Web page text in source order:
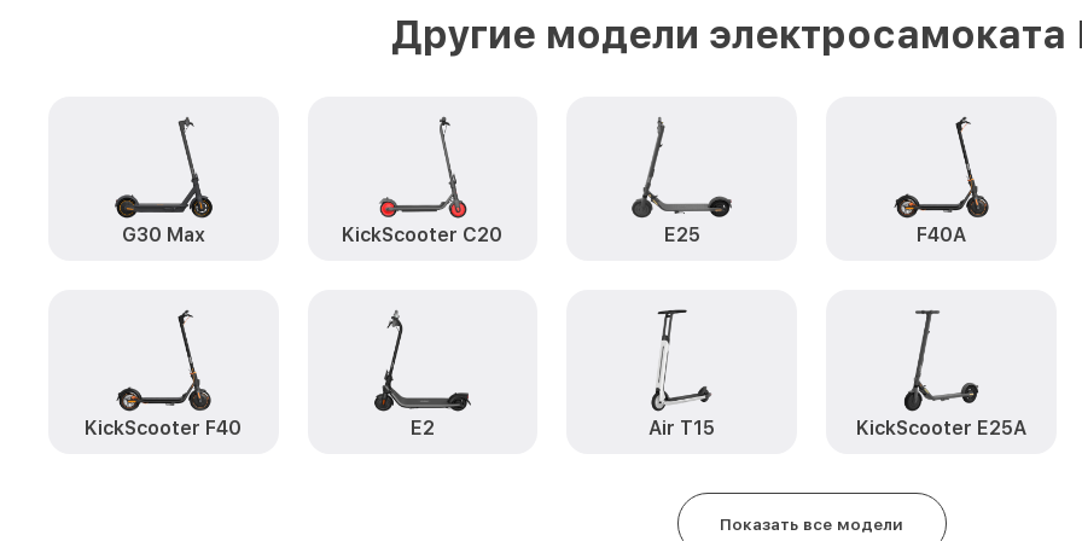
Восстановление после
Segway E22 NineBot
Другие модели электросамоката
G30 Max KickScooter C20 E25 F40A
KickScooter F40 E2 Air T15 KickScooter E25A
Показать все модели